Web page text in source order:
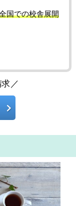
国での校舎展開
／